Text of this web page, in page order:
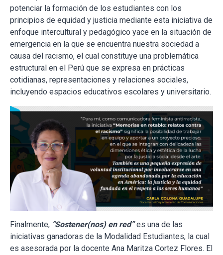
potenciar la formación de los estudiantes con los
principios de equidad y justicia mediante esta iniciativa de
enfoque intercultural y pedagógico yace en la situación de
emergencia en la que se encuentra nuestra sociedad a
causa del racismo, el cual constituye una problemática
estructural en el Perú que se expresa en prácticas
cotidianas, representaciones y relaciones sociales,
incluyendo espacios educativos escolares y universitario.
Finalmente, “Sostener(nos) en red”es una de las
iniciativas ganadoras de la Modalidad Estudiantes, la cual
es asesorada por la docente Ana Maritza Cortez Flores. El